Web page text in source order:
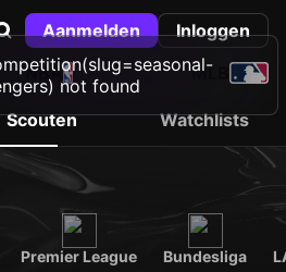
Aanmelden
Inloggen
NBA MLB
Scouten Watchlists
Premier League Bundesliga
not found